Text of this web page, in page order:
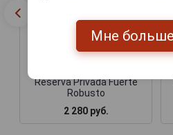
Reserva Privada Fuerte
Robusto
2 280 руб.
Мне